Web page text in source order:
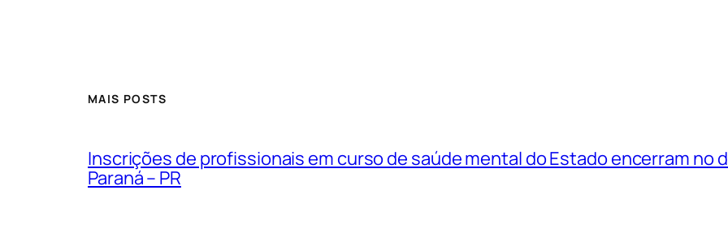
MAIS POSTS
Inscrições de profissionais em curso de saúde mental do Estado encerram no
Paraná – PR